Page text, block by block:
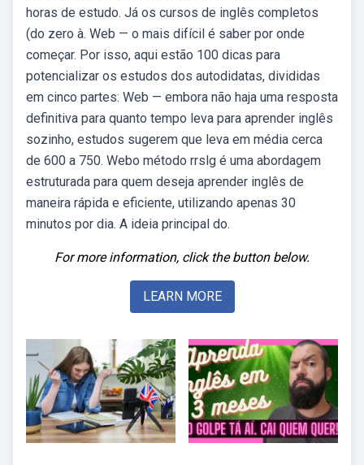
horas de estudo. Já os cursos de inglês completos
(do zero à. Web — o mais difícil é saber por onde
começar. Por isso, aqui estão 100 dicas para
potencializar os estudos dos autodidatas, divididas
em cinco partes: Web — embora não haja uma resposta
definitiva para quanto tempo leva para aprender inglês
sozinho, estudos sugerem que leva em média cerca
de 600 a 750. Webo método rrslg é uma abordagem
estruturada para quem deseja aprender inglês de
maneira rápida e eficiente, utilizando apenas 30
minutos por dia. A ideia principal do.
For more information, click the button below.
LEARN MORE